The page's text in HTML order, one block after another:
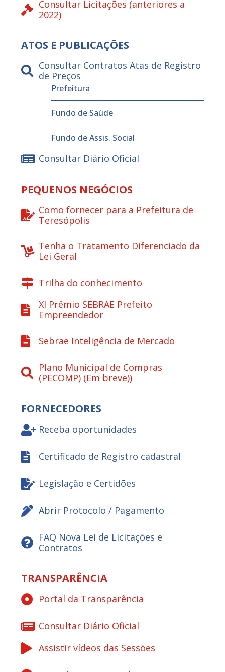
Consultar Licitações (anteriores a
2022)
ATOS E PUBLICAÇÕES
Consultar Contratos Atas de Registro
de Preços
Prefeitura
Fundo de Saúde
Fundo de Assis. Social
Consultar Diário Oficial
PEQUENOS NEGÓCIOS
Como fornecer para a Prefeitura de
Teresópolis
Tenha o Tratamento Diferenciado da
Lei Geral
Trilha do conhecimento
XI Prêmio SEBRAE Prefeito
Empreendedor
Sebrae Inteligência de Mercado
Plano Municipal de Compras
(PECOMP) (Em breve))
FORNECEDORES
Receba oportunidades
Certificado de Registro cadastral
Legislação e Certidões
Abrir Protocolo / Pagamento
FAQ Nova Lei de Licitações e
Contratos
TRANSPARÊNCIA
Portal da Transparência
Consultar Diário Oficial
Assistir vídeos das Sessões